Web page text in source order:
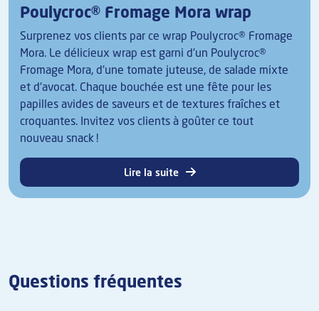
Poulycroc® Fromage Mora wrap
Surprenez vos clients par ce wrap Poulycroc® Fromage
Mora. Le délicieux wrap est garni d'un Poulycroc®
Fromage Mora, d'une tomate juteuse, de salade mixte
et d'avocat. Chaque bouchée est une fête pour les
papilles avides de saveurs et de textures fraîches et
croquantes. Invitez vos clients à goûter ce tout
nouveau snack !
Lire la suite
Questions fréquentes